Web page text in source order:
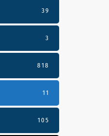
39
3
818
11
105